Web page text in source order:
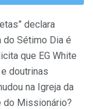
declara
do Sétimo Dia é
que EG White
doutrinas
na Igreja da
do Missionário?